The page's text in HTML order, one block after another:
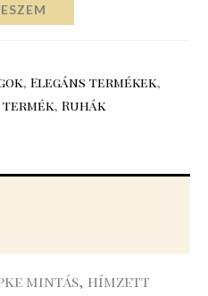
, Elegáns termékek,
termék, Ruhák
mintás, hímzett